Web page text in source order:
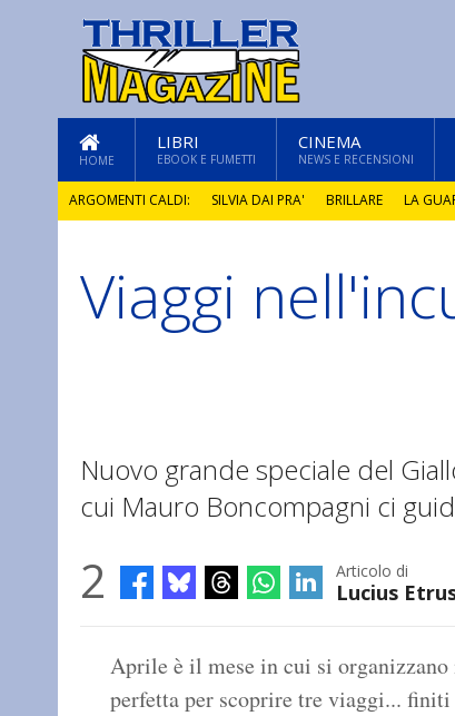
HOME
LIBRI
EBOOK E FUMETTI
CINEMA
NEWS E RECENSIONI
ARGOMENTI CALDI: SILVIA DAI PRA' BRILLARE LA
GLI ANNI DI PIETRA
Viaggi
Nuovo grande speciale del
cui Mauro Boncompagni ci
2 Articolo di
Lucius
Aprile è il mese in cui si
perfetta per scoprire tre viaggi...